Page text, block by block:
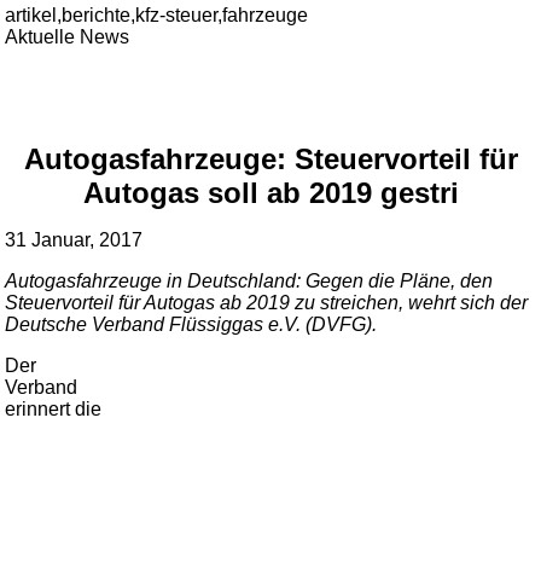
artikel,berichte,kfz-steuer,fahrzeuge
Aktuelle News
Autogasfahrzeuge: Steuervorteil für
Autogas soll ab 2019 gestri
31 Januar, 2017
Autogasfahrzeuge in Deutschland: Gegen die Pläne, den
Steuervorteil für Autogas ab 2019 zu streichen, wehrt sich der
Deutsche Verband Flüssiggas e.V. (DVFG).
Der
Verband
erinnert die